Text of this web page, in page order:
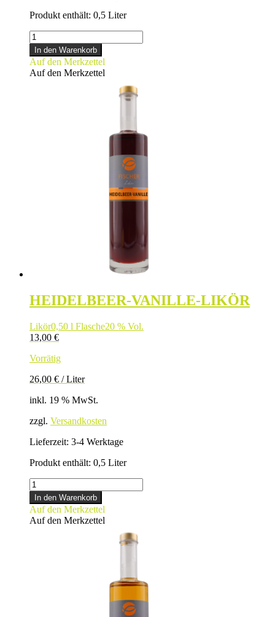
Produkt enthält: 0,5 Liter
HASELNUSS-
SAHNE-
LIKÖR
Menge
In den Warenkorb
Auf den Merkzettel
Auf den Merkzettel
HEIDELBEER-VANILLE-LIKÖR
Likör0,50 l Flasche20 % Vol.
13,00 €
Vorrätig
26,00 € /Liter
inkl. 19 % MwSt.
zzgl. Versandkosten
Lieferzeit: 3-4 Werktage
Produkt enthält: 0,5 Liter
HEIDELBEER-
VANILLE-
LIKÖR
Menge
In den Warenkorb
Auf den Merkzettel
Auf den Merkzettel